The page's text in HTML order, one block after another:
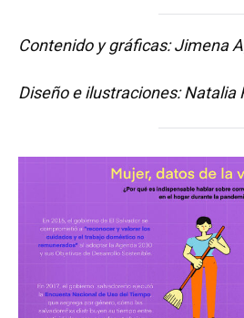
Contenido y gráficas: Jimena
Diseño e ilustraciones: Natalia